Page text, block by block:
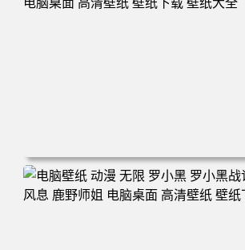
电脑壁纸 柯南和小兰背靠背 夕阳 日落 4K
面 高清壁纸 壁纸下载 壁纸大全